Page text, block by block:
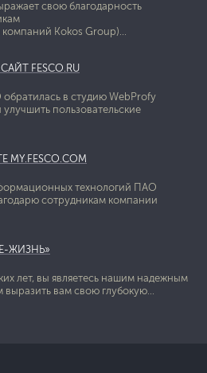
свою благодарность
Kokos Group)...
FESCO.RU
обратилась в студию WebProfy
пользовательские
технологий ПАО
сотрудникам компании
ЖИЗНЬ»
лет, вы являетесь нашим надежным
вам свою глубокую...